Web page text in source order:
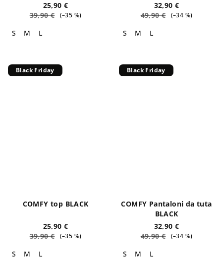
25,90 €
39,90 €
(–35 %)
S M L
32,90 €
49,90 €
(–34 %)
S M L
Black Friday
COMFY top BLACK
25,90 €
39,90 €
(–35 %)
S M L
Black Friday
COMFY Pantaloni da tuta
BLACK
32,90 €
49,90 €
(–34 %)
S M L